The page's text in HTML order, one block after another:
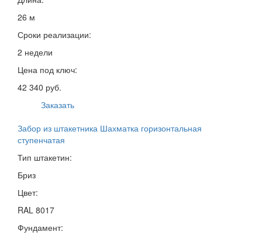
26 м
Сроки реализации:
2 недели
Цена под ключ:
42 340 руб.
Заказать
Забор из штакетника Шахматка горизонтальная
ступенчатая
Тип штакетин:
Бриз
Цвет:
RAL 8017
Фундамент: